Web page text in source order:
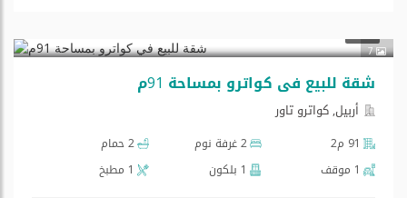
7
شقة للبيع في كواترو بمساحة 91م
أربيل, كواترو تاور
91 م2 2 غرفة نوم
2 حمام
1 موقف
1 بلكون 1 مطبخ